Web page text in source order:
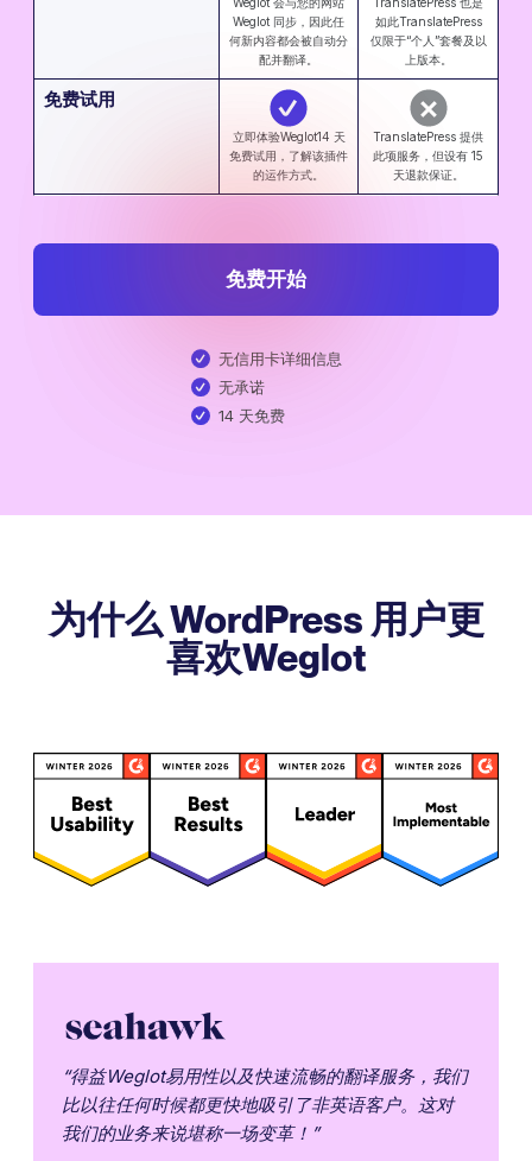
Weglot 同步，因此任
何新内容都会被自动分
配并翻译。
如此TranslatePress
仅限于“个人”套餐及以
上版本。
免费试用
立即体验Weglot14 天
免费试用，了解该插件
的运作方式。
TranslatePress 提供
此项服务，但设有 15
天退款保证。
免费开始
无信用卡详细信息
无承诺
14 天免费
为什么 WordPress 用户更
喜欢Weglot
“得益Weglot易用性以及快速流畅的翻译服务，我们
比以往任何时候都更快地吸引了非英语客户。这对
我们的业务来说堪称一场变革！”